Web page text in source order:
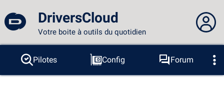
DriversCloud
Votre boite à outils du quotidien
Vous n'êtes pas connecté...
Connexion au site
Pilotes Config
Forum
Sondes
BSOD Outils